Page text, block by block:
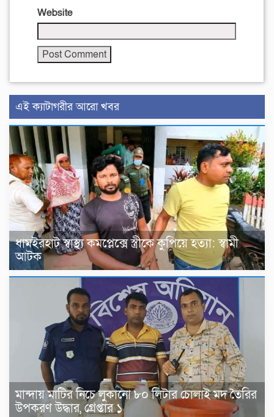
Website
এই ক্যাটাগরীর আরো খবর
ধামইরহাট স্বাস্থ্য কমপ্লেক্সে স্ত্রীকে কুপিয়ে হত্যা: স্বামী
আটক
মান্দায় মাটির নিচে লুকানো ৮০ লিটার চোলাই মদ তৈরির
উপকরণ উদ্ধার, গ্রেপ্তার ১